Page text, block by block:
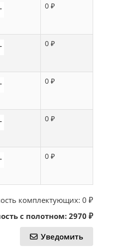
0 ₽
0 ₽
0 ₽
0 ₽
0 ₽
комплектующих: 0 ₽
с полотном:2970 ₽
Уведомить